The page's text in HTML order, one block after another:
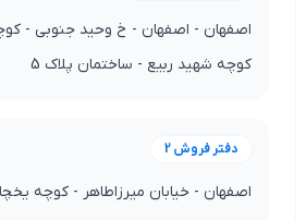
اصفهان - اصفهان - خ وحید جنوبی -
کوچه شهید ربیع - ساختمان پلاک 5
دفتر فروش 2
اصفهان - خیابان میرزاطاهر - کوچه